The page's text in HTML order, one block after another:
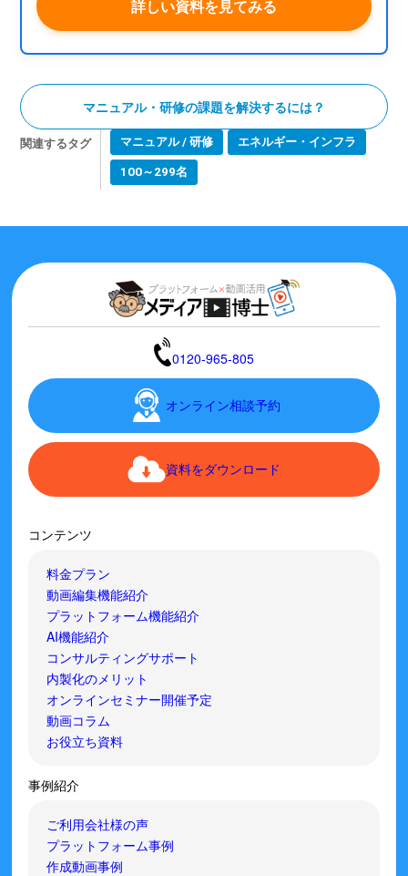
詳しい資料を見てみる
マニュアル・研修の課題を解決するには？
関連するタグ マニュアル / 研修 エネルギー・インフラ
100～299名
0120-965-805
オンライン相談予約
資料をダウンロード
コンテンツ
料金プラン
動画編集機能紹介
プラットフォーム機能紹介
AI機能紹介
コンサルティングサポート
内製化のメリット
オンラインセミナー開催予定
動画コラム
お役立ち資料
事例紹介
ご利用会社様の声
プラットフォーム事例
作成動画事例